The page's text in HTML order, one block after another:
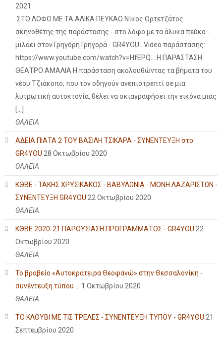
2021
ΣΤΟ ΛΟΦΟ ΜΕ ΤΑ ΑΛΙΚΑ ΠΕΥΚΑΟ Νίκος Ορτετζάτος
σκηνοθέτης της παράστασης - στο λόφο με τα άλυκα πεύκα -
μιλάει στον Γρηγόρη Γρηγορά - GR4YOU . Video παράστασης:
https://www.youtube.com/watch?v=HfEPQ... Η ΠΑΡΑΣΤΑΣΗ
ΘΕΑΤΡΟ ΑΜΑΛΙΑ Η παράσταση ακολουθώντας τα βήματα του
νέου Τζιάκοπο, που τον οδηγούν ανεπιστρεπτί σε μια
λυτρωτική αυτοκτονία, θέλει να σκιαγραφήσει την εικόνα μιας
ΘΑΛΕΙΑ
ΑΔΕΙΑ ΠΙΑΤΑ 2 ΤΟΥ ΒΑΣΙΛΗ ΤΣΙΚΑΡΑ - ΣΥΝΕΝΤΕΥΞΗ στο
GR4YOU 28 Οκτωβρίου 2020
ΘΑΛΕΙΑ
ΚΘΒΕ - ΤΑΚΗΣ ΧΡΥΣΙΚΑΚΟΣ - ΒΑΒΥΛΩΝΙΑ - ΜΟΝΗ ΛΑΖΑΡΙΣΤΩΝ -
ΣΥΝΕΝΤΕΥΞΗ GR4YOU 22 Οκτωβρίου 2020
ΘΑΛΕΙΑ
ΚΘΒΕ 2020-21 ΠΑΡΟΥΣΙΑΣΗ ΠΡΟΓΡΑΜΜΑΤΟΣ - GR4YOU 22
Οκτωβρίου 2020
ΘΑΛΕΙΑ
Το βραβείο «Αυτοκράτειρα Θεοφανώ» στην Θεσσαλονίκη -
συνέντευξη τύπου ...
1 Οκτωβρίου 2020
ΘΑΛΕΙΑ
ΤΟ ΚΛΟΥΒΙ ΜΕ ΤΙΣ ΤΡΕΛΕΣ - ΣΥΝΕΝΤΕΥΞΗ ΤΥΠΟΥ - GR4YOU 21
Σεπτεμβρίου 2020